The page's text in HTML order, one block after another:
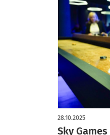
Sky
28.10.2025
artykuł z